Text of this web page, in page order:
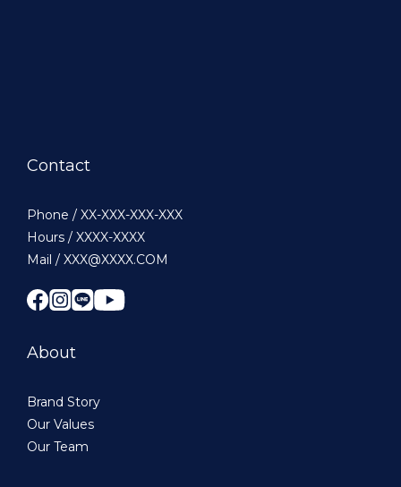
Contact
Phone / XX-XXX-XXX-XXX
Hours / XXXX-XXXX
Mail / XXX@XXXX.COM
About
Brand Story
Our Values
Our Team